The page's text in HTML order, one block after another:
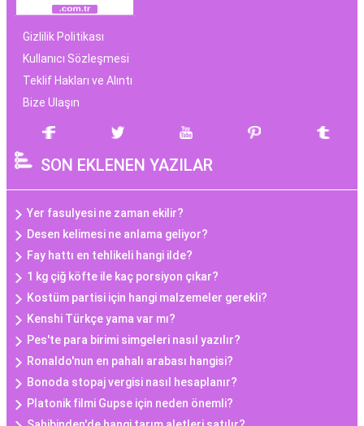
Gizlilik Politikası
Kullanıcı Sözleşmesi
Teklif Hakları ve Alıntı
Bize Ulaşın
SON EKLENEN YAZILAR
Yer fasulyesi ne zaman ekilir?
Desen kelimesi ne anlama geliyor?
Fay hattı en tehlikeli hangi ilde?
1 kg çiğ köfte ile kaç porsiyon çıkar?
Kostüm partisi için hangi malzemeler gerekli?
Kenshi Türkçe yama var mı?
Pes'te para birimi simgeleri nasıl yazılır?
Ronaldo'nun en pahalı arabası hangisi?
Bonoda stopaj vergisi nasıl hesaplanır?
Platonik filmi Gupse için neden önemli?